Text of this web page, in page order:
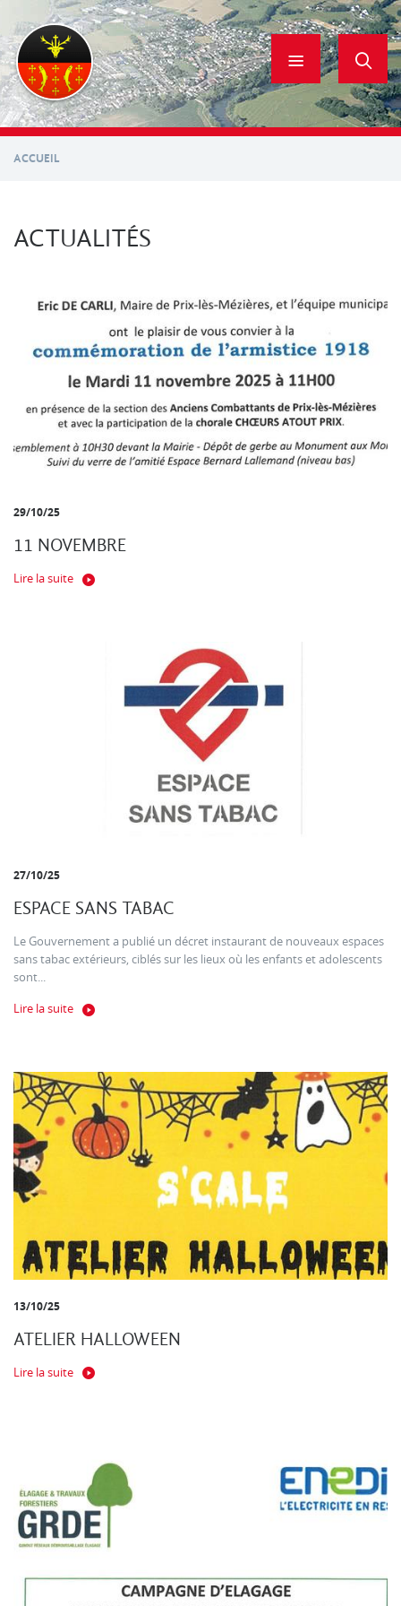
contenu
principal
ACCUEIL
ACTUALITÉS
29/10/25
11 NOVEMBRE
Lire la suite
27/10/25
ESPACE SANS TABAC
Le Gouvernement a publié un décret instaurant de nouveaux espaces
sans tabac extérieurs, ciblés sur les lieux où les enfants et adolescents
sont...
Lire la suite
13/10/25
ATELIER HALLOWEEN
Lire la suite